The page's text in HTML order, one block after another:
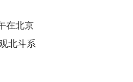
在北京
北斗系